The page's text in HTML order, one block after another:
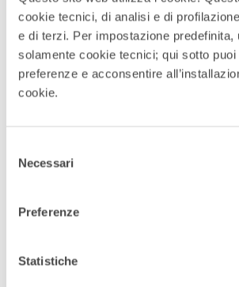
cookie tecnici, di analisi e di
e di terzi. Per impostazione predefinita,
solamente cookie tecnici; qui sotto
preferenze e acconsentire
cookie.
delNecessari
Preferenze
Statistiche
Terminato
ORA